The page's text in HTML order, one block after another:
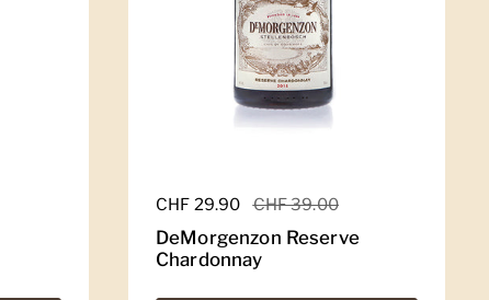
Regulärer Preis
CHF 29.90 Sale-Preis
CHF 39.00
DeMorgenzon Reserve
Chardonnay